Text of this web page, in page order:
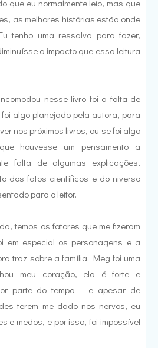
que eu normalmente leio, mas que
as melhores histórias estão onde
tenho uma ressalva para fazer,
o impacto que essa leitura
nesse livro foi a falta de
algo planejado pela autora, para
nos próximos livros, ou se foi algo
houvesse um pensamento a
falta de algumas explicações,
dos fatos científicos e do niverso
para o leitor.
temos os fatores que me fizeram
em especial os personagens e a
traz sobre a família. Meg foi uma
meu coração, ela é forte e
parte do tempo – e apesar de
terem me dado nos nervos, eu
e medos, e por isso, foi impossível